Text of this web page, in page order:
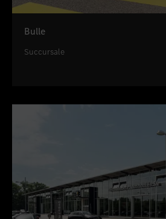
Bulle
Succursale